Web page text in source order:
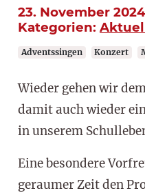
23. November
Kategorien:
Adventssingen Konzert
Wieder gehen wir
damit auch wieder
in unserem
Eine besondere
geraumer Zeit den